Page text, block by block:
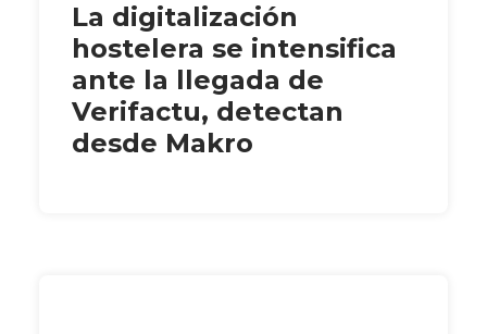
La digitalización
hostelera se intensifica
ante la llegada de
Verifactu, detectan
desde Makro